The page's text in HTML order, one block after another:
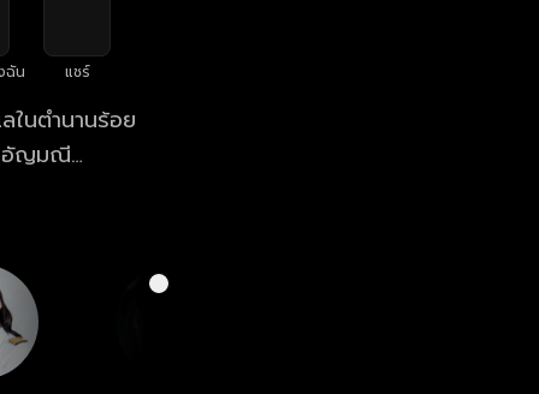
ฉัน แชร์
นตำนานร้อย
อัญมณี
าณินทร์) ชาย